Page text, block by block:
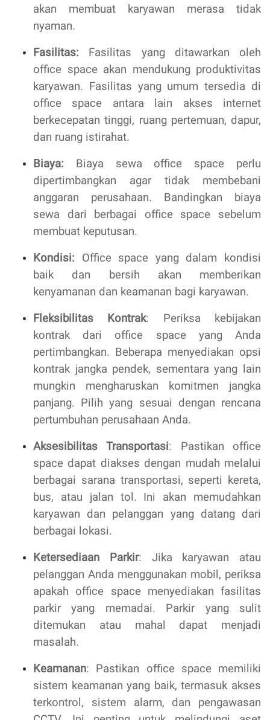
akan membuat karyawan merasa tidak
nyaman.
Fasilitas: Fasilitas yang ditawarkan oleh
office space akan mendukung produktivitas
karyawan. Fasilitas yang umum tersedia di
office space antara lain akses internet
berkecepatan tinggi, ruang pertemuan, dapur,
dan ruang istirahat.
Biaya: Biaya sewa office space perlu
dipertimbangkan agar tidak membebani
anggaran perusahaan. Bandingkan biaya
sewa dari berbagai office space sebelum
membuat keputusan.
Kondisi: Office space yang dalam kondisi
baik dan bersih akan memberikan
kenyamanan dan keamanan bagi karyawan.
Fleksibilitas Kontrak: Periksa kebijakan
kontrak dari office space yang Anda
pertimbangkan. Beberapa menyediakan opsi
kontrak jangka pendek, sementara yang lain
mungkin mengharuskan komitmen jangka
panjang. Pilih yang sesuai dengan rencana
pertumbuhan perusahaan Anda.
Aksesibilitas Transportasi: Pastikan office
space dapat diakses dengan mudah melalui
berbagai sarana transportasi, seperti kereta,
bus, atau jalan tol. Ini akan memudahkan
karyawan dan pelanggan yang datang dari
berbagai lokasi.
Ketersediaan Parkir: Jika karyawan atau
pelanggan Anda menggunakan mobil, periksa
apakah office space menyediakan fasilitas
parkir yang memadai. Parkir yang sulit
ditemukan atau mahal dapat menjadi
masalah.
Keamanan: Pastikan office space memiliki
sistem keamanan yang baik, termasuk akses
terkontrol, sistem alarm, dan pengawasan